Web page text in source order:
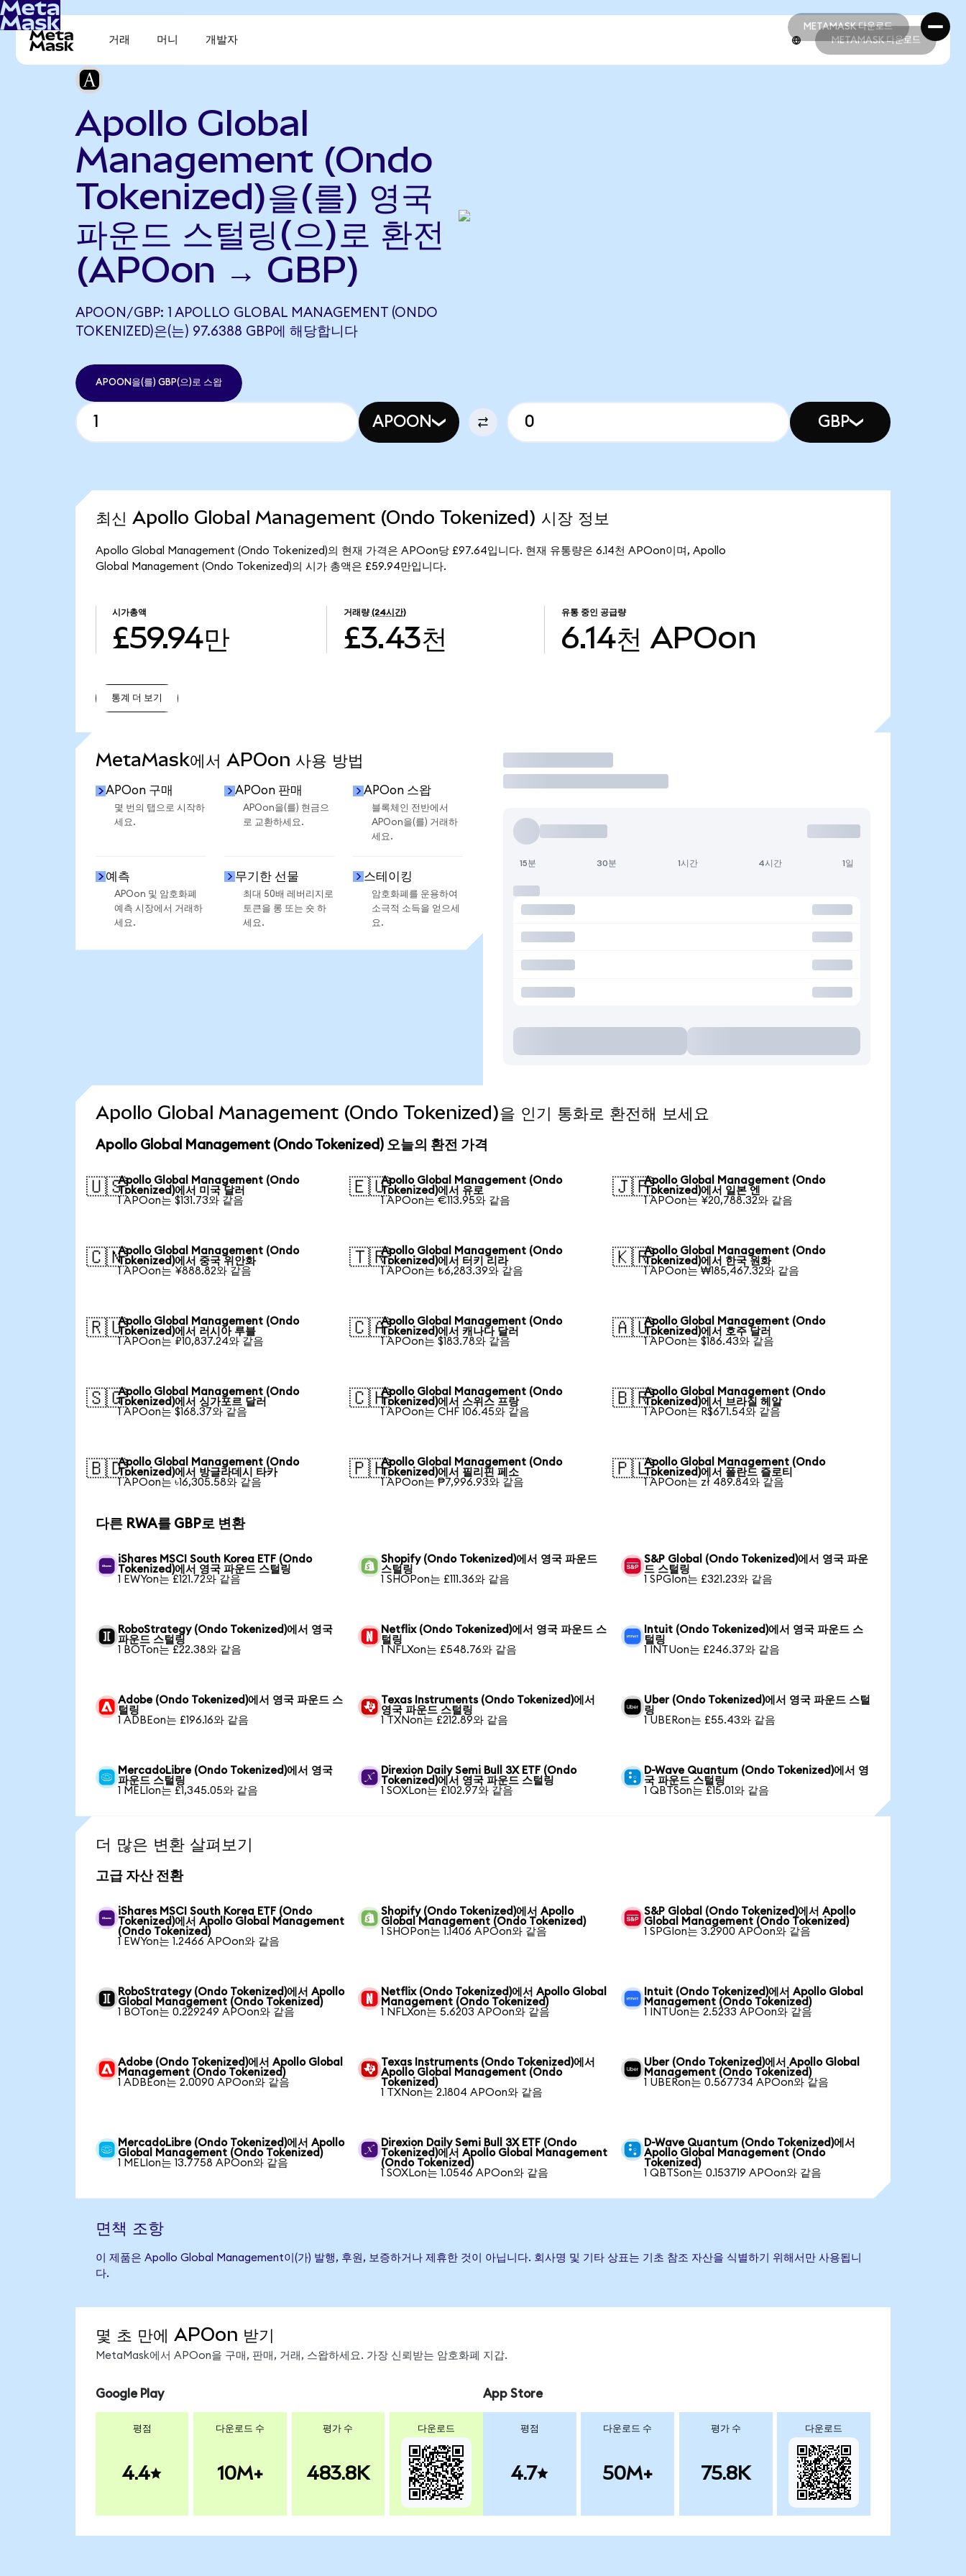
METAMASK 다운로드
METAMASK 다운로드
거래 머니 개발자 METAMASK 다운로드
Apollo Global
Management (Ondo
Tokenized)을(를) 영국
파운드 스털링(으)로 환전
(APOon → GBP)
APOON/GBP: 1 APOLLO GLOBAL MANAGEMENT (ONDO
TOKENIZED)은(는) 97.6388 GBP에 해당합니다
APOON을(를) GBP(으)로 스왑
APOON GBP
최신 Apollo Global Management (Ondo Tokenized) 시장 정보
Apollo Global Management (Ondo Tokenized)의 현재 가격은 APOon당 £97.64입니다. 현재 유통량은 6.14천 APOon이며, Apollo
Global Management (Ondo Tokenized)의 시가 총액은 £59.94만입니다.
시가총액
£59.94만
거래량 (24시간)
£3.43천
유통 중인 공급량
6.14천 APOon
통계 더 보기
MetaMask에서 APOon 사용 방법
APOon 구매
몇 번의 탭으로 시작하
세요.
APOon 판매
APOon을(를) 현금으
로 교환하세요.
APOon 스왑
블록체인 전반에서
APOon을(를) 거래하
세요.
예측
APOon 및 암호화폐
예측 시장에서 거래하
세요.
무기한 선물
최대 50배 레버리지로
토큰을 롱 또는 숏 하
세요.
스테이킹
암호화폐를 운용하여
소극적 소득을 얻으세
요.
거래
15분 30분 1시간 4시간 1일
Apollo Global Management (Ondo Tokenized)을 인기 통화로 환전해 보세요
Apollo Global Management (Ondo Tokenized) 오늘의 환전 가격
🇺🇸Apollo Global Management (Ondo
Tokenized)에서 미국 달러
1 APOon는 $131.73와 같음
🇪🇺Apollo Global Management (Ondo
Tokenized)에서 유로
1 APOon는 €113.95와 같음
🇯🇵Apollo Global Management (Ondo
Tokenized)에서 일본 엔
1 APOon는 ¥20,788.32와 같음
🇨🇳Apollo Global Management (Ondo
Tokenized)에서 중국 위안화
1 APOon는 ¥888.82와 같음
🇹🇷Apollo Global Management (Ondo
Tokenized)에서 터키 리라
1 APOon는 ₺6,283.39와 같음
🇰🇷Apollo Global Management (Ondo
Tokenized)에서 한국 원화
1 APOon는 ₩185,467.32와 같음
🇷🇺Apollo Global Management (Ondo
Tokenized)에서 러시아 루블
1 APOon는 ₽10,837.24와 같음
🇨🇦Apollo Global Management (Ondo
Tokenized)에서 캐나다 달러
1 APOon는 $183.78와 같음
🇦🇺Apollo Global Management (Ondo
Tokenized)에서 호주 달러
1 APOon는 $186.43와 같음
🇸🇬Apollo Global Management (Ondo
Tokenized)에서 싱가포르 달러
1 APOon는 $168.37와 같음
🇨🇭Apollo Global Management (Ondo
Tokenized)에서 스위스 프랑
1 APOon는 CHF 106.45와 같음
🇧🇷Apollo Global Management (Ondo
Tokenized)에서 브라질 헤알
1 APOon는 R$671.54와 같음
🇧🇩Apollo Global Management (Ondo
Tokenized)에서 방글라데시 타카
1 APOon는 ৳16,305.58와 같음
🇵🇭Apollo Global Management (Ondo
Tokenized)에서 필리핀 페소
1 APOon는 ₱7,996.93와 같음
🇵🇱Apollo Global Management (Ondo
Tokenized)에서 폴란드 즐로티
1 APOon는 zł 489.84와 같음
다른 RWA를 GBP로 변환
iShares MSCI South Korea ETF (Ondo
Tokenized)에서 영국 파운드 스털링
1 EWYon는 £121.72와 같음
Shopify (Ondo Tokenized)에서 영국 파운드
스털링
1 SHOPon는 £111.36와 같음
S&P Global (Ondo Tokenized)에서 영국 파운
드 스털링
1 SPGIon는 £321.23와 같음
RoboStrategy (Ondo Tokenized)에서 영국
파운드 스털링
1 BOTon는 £22.38와 같음
Netflix (Ondo Tokenized)에서 영국 파운드 스
털링
1 NFLXon는 £548.76와 같음
Intuit (Ondo Tokenized)에서 영국 파운드 스
털링
1 INTUon는 £246.37와 같음
Adobe (Ondo Tokenized)에서 영국 파운드 스
털링
1 ADBEon는 £196.16와 같음
Texas Instruments (Ondo Tokenized)에서
영국 파운드 스털링
1 TXNon는 £212.89와 같음
Uber (Ondo Tokenized)에서 영국 파운드 스털
링
1 UBERon는 £55.43와 같음
MercadoLibre (Ondo Tokenized)에서 영국
파운드 스털링
1 MELIon는 £1,345.05와 같음
Direxion Daily Semi Bull 3X ETF (Ondo
Tokenized)에서 영국 파운드 스털링
1 SOXLon는 £102.97와 같음
D-Wave Quantum (Ondo Tokenized)에서 영
국 파운드 스털링
1 QBTSon는 £15.01와 같음
더 많은 변환 살펴보기
고급 자산 전환
iShares MSCI South Korea ETF (Ondo
Tokenized)에서 Apollo Global Management
(Ondo Tokenized)
1 EWYon는 1.2466 APOon와 같음
Shopify (Ondo Tokenized)에서 Apollo
Global Management (Ondo Tokenized)
1 SHOPon는 1.1406 APOon와 같음
S&P Global (Ondo Tokenized)에서 Apollo
Global Management (Ondo Tokenized)
1 SPGIon는 3.2900 APOon와 같음
RoboStrategy (Ondo Tokenized)에서 Apollo
Global Management (Ondo Tokenized)
1 BOTon는 0.229249 APOon와 같음
Netflix (Ondo Tokenized)에서 Apollo Global
Management (Ondo Tokenized)
1 NFLXon는 5.6203 APOon와 같음
Intuit (Ondo Tokenized)에서 Apollo Global
Management (Ondo Tokenized)
1 INTUon는 2.5233 APOon와 같음
Adobe (Ondo Tokenized)에서 Apollo Global
Management (Ondo Tokenized)
1 ADBEon는 2.0090 APOon와 같음
Texas Instruments (Ondo Tokenized)에서
Apollo Global Management (Ondo
Tokenized)
1 TXNon는 2.1804 APOon와 같음
Uber (Ondo Tokenized)에서 Apollo Global
Management (Ondo Tokenized)
1 UBERon는 0.567734 APOon와 같음
MercadoLibre (Ondo Tokenized)에서 Apollo
Global Management (Ondo Tokenized)
1 MELIon는 13.7758 APOon와 같음
Direxion Daily Semi Bull 3X ETF (Ondo
Tokenized)에서 Apollo Global Management
(Ondo Tokenized)
1 SOXLon는 1.0546 APOon와 같음
D-Wave Quantum (Ondo Tokenized)에서
Apollo Global Management (Ondo
Tokenized)
1 QBTSon는 0.153719 APOon와 같음
면책 조항
이 제품은 Apollo Global Management이(가) 발행, 후원, 보증하거나 제휴한 것이 아닙니다. 회사명 및 기타 상표는 기초 참조 자산을 식별하기 위해서만 사용됩니
다.
몇 초 만에 APOon 받기
MetaMask에서 APOon을 구매, 판매, 거래, 스왑하세요. 가장 신뢰받는 암호화폐 지갑.
Google Play
평점
4.4
다운로드 수
10M+
평가 수
483.8K
다운로드
App Store
평점
4.7
다운로드 수
50M+
평가 수
75.8K
다운로드